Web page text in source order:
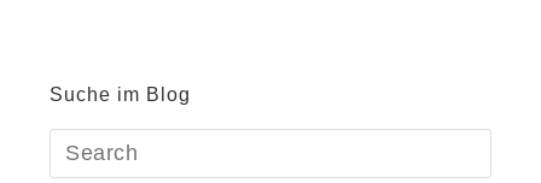
Suche im Blog